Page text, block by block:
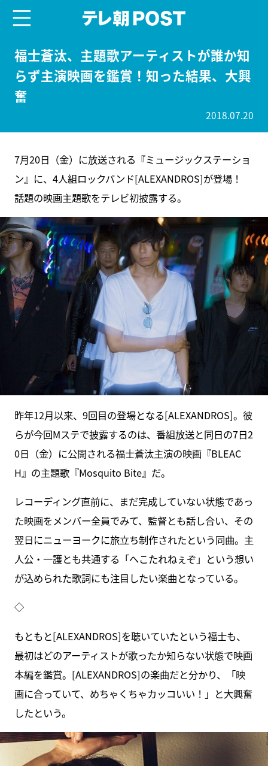
福士蒼汰、主題歌アーティストが誰か知
らず主演映画を鑑賞！知った結果、大興
奮
2018.07.20
7月20日（金）に放送される『ミュージックステーショ
ン』に、4人組ロックバンド[ALEXANDROS]が登場！
話題の映画主題歌をテレビ初披露する。
昨年12月以来、9回目の登場となる[ALEXANDROS]。彼
らが今回Mステで披露するのは、番組放送と同日の7日2
0日（金）に公開される福士蒼汰主演の映画『BLEAC
H』の主題歌『Mosquito Bite』だ。
レコーディング直前に、まだ完成していない状態であっ
た映画をメンバー全員でみて、監督とも話し合い、その
翌日にニューヨークに旅立ち制作されたという同曲。主
人公・一護とも共通する「へこたれねぇぞ」という想い
が込められた歌詞にも注目したい楽曲となっている。
◇
もともと[ALEXANDROS]を聴いていたという福士も、
最初はどのアーティストが歌ったか知らない状態で映画
本編を鑑賞。[ALEXANDROS]の楽曲だと分かり、「映
画に合っていて、めちゃくちゃカッコいい！」と大興奮
したという。